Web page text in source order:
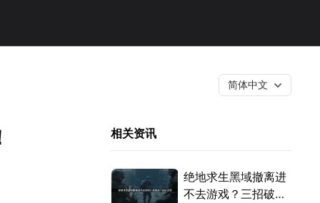
简体中文
相关资讯
绝地求生黑域撤离进
不去游戏？三招破解